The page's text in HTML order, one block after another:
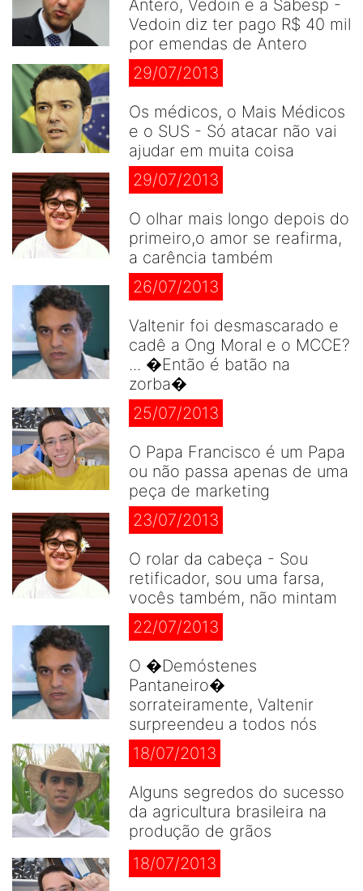
Antero, Vedoin e a Sabesp -
Vedoin diz ter pago R$ 40 mil
por emendas de Antero
29/07/2013
Os médicos, o Mais Médicos
e o SUS - Só atacar não vai
ajudar em muita coisa
29/07/2013
O olhar mais longo depois do
primeiro,o amor se reafirma,
a carência também
26/07/2013
Valtenir foi desmascarado e
cadê a Ong Moral e o MCCE?
... �Então é batão na
zorba�
25/07/2013
O Papa Francisco é um Papa
ou não passa apenas de uma
peça de marketing
23/07/2013
O rolar da cabeça - Sou
retificador, sou uma farsa,
vocês também, não mintam
22/07/2013
O �Demóstenes
Pantaneiro�
sorrateiramente, Valtenir
surpreendeu a todos nós
18/07/2013
Alguns segredos do sucesso
da agricultura brasileira na
produção de grãos
18/07/2013